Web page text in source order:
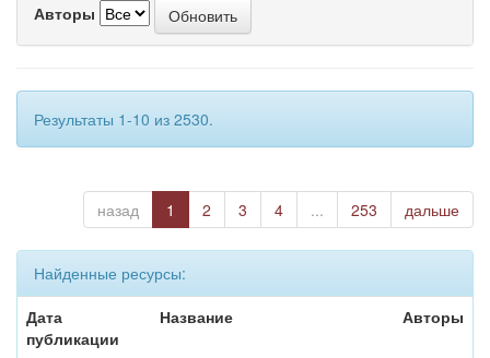
Авторы
Результаты 1-10 из 2530.
назад 1 2 3 4 ... 253 дальше
Найденные ресурсы:
Дата
публикации
Название Авторы